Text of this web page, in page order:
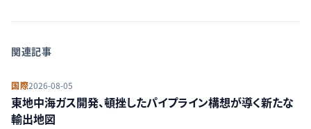
関連記事
国際2026-08-05
東地中海ガス開発、頓挫したパイプライン構想が導く新たな
輸出地図